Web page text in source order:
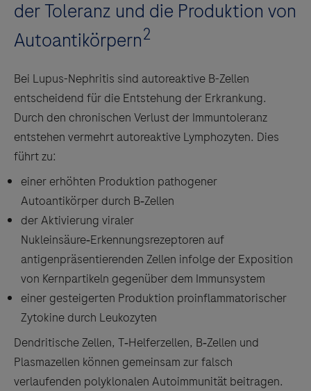
der Toleranz und die Produktion von
Autoantikörpern2
Bei Lupus-Nephritis sind autoreaktive B-Zellen
entscheidend für die Entstehung der Erkrankung.
Durch den chronischen Verlust der Immuntoleranz
entstehen vermehrt autoreaktive Lymphozyten. Dies
führt zu:
einer erhöhten Produktion pathogener
Autoantikörper durch B‑Zellen
der Aktivierung viraler
Nukleinsäure‑Erkennungsrezeptoren auf
antigenpräsentierenden Zellen infolge der Exposition
von Kernpartikeln gegenüber dem Immunsystem
einer gesteigerten Produktion proinflammatorischer
Zytokine durch Leukozyten
Dendritische Zellen, T‑Helferzellen, B‑Zellen und
Plasmazellen können gemeinsam zur falsch
verlaufenden polyklonalen Autoimmunität beitragen.